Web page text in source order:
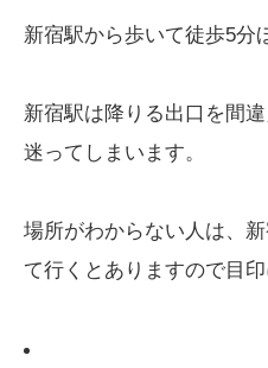
新宿駅から歩いて徒歩5分
新宿駅は降りる出口を間
迷ってしまいます。
場所がわからない人は、
て行くとありますので目